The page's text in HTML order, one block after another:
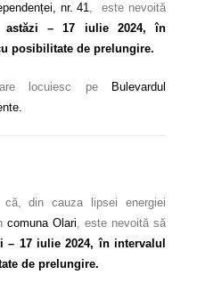
nr. 41, este nevoită
astăzi – 17 iulie 2024, în
posibilitate de prelungire.
locuiesc pe
Bulevardul
că, din cauza lipsei energiei
comuna Olari , este nevoită să
– 17 iulie 2024, în intervalul
de prelungire.